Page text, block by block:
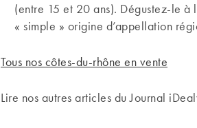
(entre 15 et 20 ans). Dégustez-le à
« simple » origine d’appellation
Tous nos côtes-du-rhône en vente
Lire nos autres articles du Journal